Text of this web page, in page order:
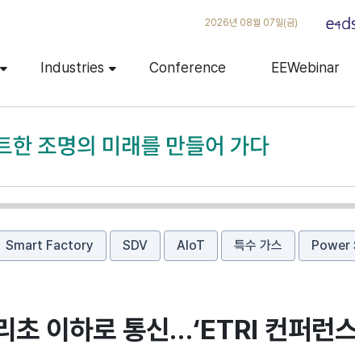
2026년 08월 07일(금)
Industries Conference EEWebinar
Smart Factory SDV AIoT 특수 가스 Power
이하로 통신…‘ETRI 컨퍼런